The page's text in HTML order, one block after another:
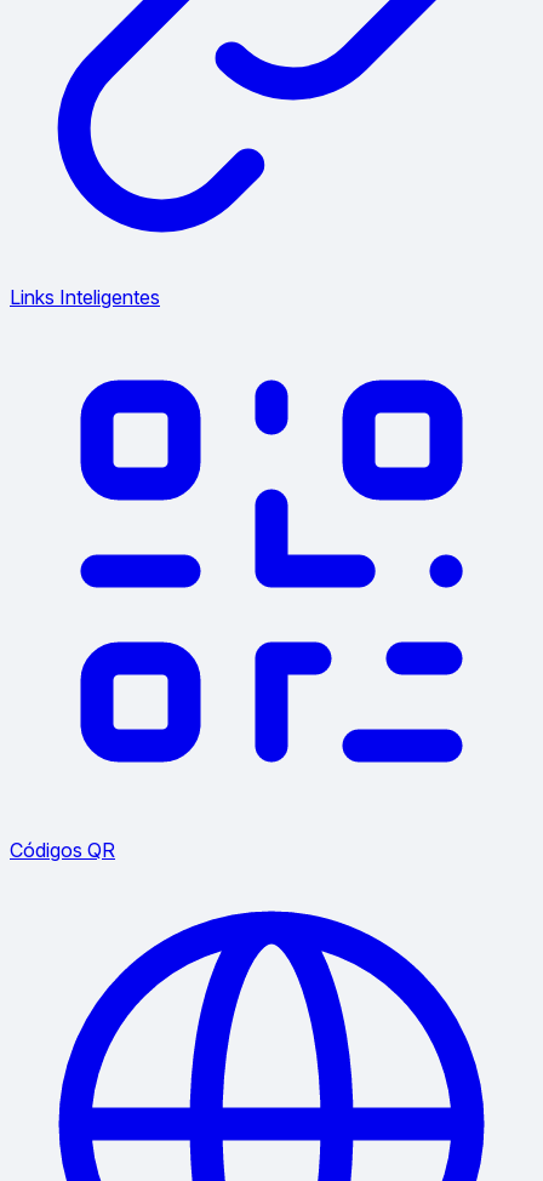
Links Inteligentes
Códigos QR